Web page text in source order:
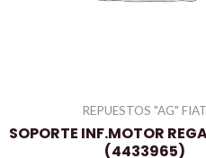
REPUESTOS "AG" FIAT
SOPORTE INF.MOTOR
(4433965)